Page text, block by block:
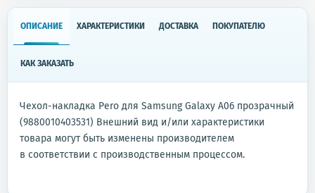
ОПИСАНИЕ ХАРАКТЕРИСТИКИ ДОСТАВКА ПОКУПАТЕЛЮ
КАК ЗАКАЗАТЬ
Чехол-накладка Pero для Samsung Galaxy A06 прозрачный
(9880010403531) Внешний вид и/или характеристики
товара могут быть изменены производителем
в соответствии с производственным процессом.